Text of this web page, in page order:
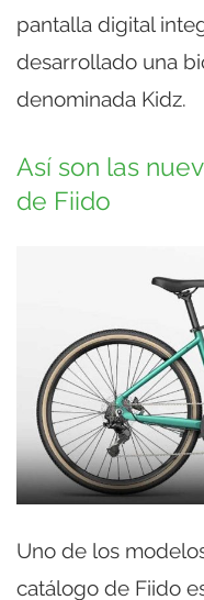
pantalla digital
desarrollado una
denominada Kidz.
Así son las
de Fiido
Uno de los
catálogo de Fiido